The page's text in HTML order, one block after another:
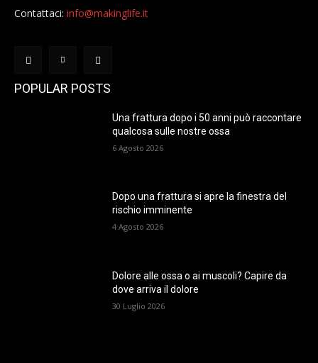
Contattaci: info@makinglife.it
POPULAR POSTS
Una frattura dopo i 50 anni può raccontare
qualcosa sulle nostre ossa
6 Agosto 2026
Dopo una frattura si apre la finestra del
rischio imminente
4 Agosto 2026
Dolore alle ossa o ai muscoli? Capire da
dove arriva il dolore
30 Luglio 2026